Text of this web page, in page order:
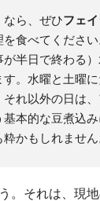
なら、ぜひフェ
食べてくださ
半日で終わる
す。水曜と土曜
れ以外の日は、
基本的な豆煮込み
かもしれません
。それは、現